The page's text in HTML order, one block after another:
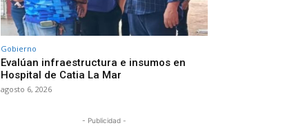
Gobierno
Evalúan infraestructura e insumos en
Hospital de Catia La Mar
agosto 6, 2026
- Publicidad -